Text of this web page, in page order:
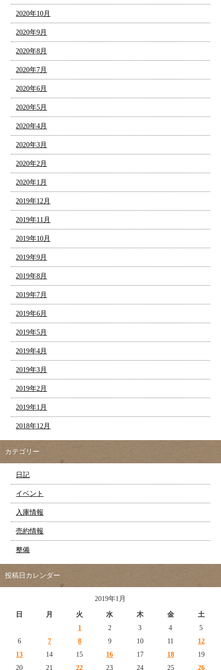
2020年10月
2020年9月
2020年8月
2020年7月
2020年6月
2020年5月
2020年4月
2020年3月
2020年2月
2020年1月
2019年12月
2019年11月
2019年10月
2019年9月
2019年8月
2019年7月
2019年6月
2019年5月
2019年4月
2019年3月
2019年2月
2019年1月
2018年12月
カテゴリー
日記
イベント
入庫情報
売約情報
整備
投稿日カレンダー
2019年1月
日 月 火 水 木 金
土
1
2 3 4
5
6
7 8 9 10 11
12
13
14 15 16 17 18
19
20
21 22 23 24 25 26